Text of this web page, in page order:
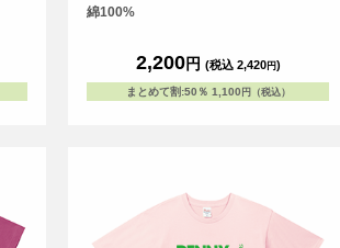
綿100%
2,200円 (税込 2,420円)
まとめて割:50％ 1,100 円（税込）